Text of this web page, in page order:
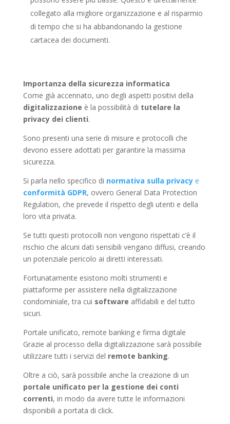
collegato alla migliore organizzazione e al risparmio
di tempo che si ha abbandonando la gestione
cartacea dei documenti.
Importanza della sicurezza informatica
Come già accennato, uno degli aspetti positivi della
digitalizzazione è la possibilità di tutelare la
privacy dei clienti.
Sono presenti una serie di misure e protocolli che
devono essere adottati per garantire la massima
sicurezza.
Si parla nello specifico di normativa sulla privacye
conformità GDPR, ovvero General Data Protection
Regulation, che prevede il rispetto degli utenti e della
loro vita privata.
Se tutti questi protocolli non vengono rispettati c’è il
rischio che alcuni dati sensibili vengano diffusi, creando
un potenziale pericolo ai diretti interessati.
Fortunatamente esistono molti strumenti e
piattaforme per assistere nella digitalizzazione
condominiale, tra cui software affidabili e del tutto
sicuri.
Portale unificato, remote banking e firma digitale
Grazie al processo della digitalizzazione sarà possibile
utilizzare tutti i servizi del remote banking.
Oltre a ciò, sarà possibile anche la creazione di un
portale unificato per la gestione dei conti
correnti, in modo da avere tutte le informazioni
disponibili a portata di click.